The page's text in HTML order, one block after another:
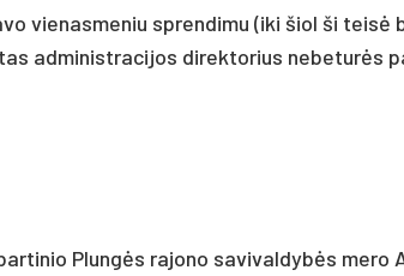
vie­nas­me­niu spren­di­mu (iki šiol ši teisė
ad­mi­nist­ra­ci­jos di­rek­to­rius ne­be­turės
Plungės ra­jo­no sa­vi­val­dybės me­ro